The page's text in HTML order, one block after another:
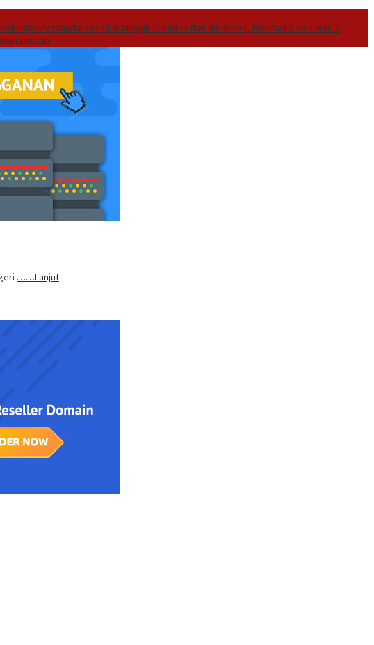
Persaudaraan Olah Minyak Jelantah dari Biodiesel, Prestasi Siswa MAN 5
Limbah
……Lanjut